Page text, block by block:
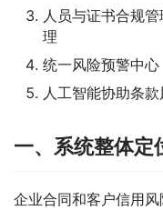
人员与证书合规
理
统一风险预警中心
人工智能协助条
一、系统整体定
企业合同和客户信用